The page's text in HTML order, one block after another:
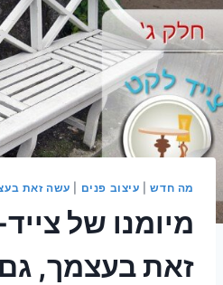
מה חדש| עיצוב פנים עשה זאת
מיומנו של
זאת בעצמך,